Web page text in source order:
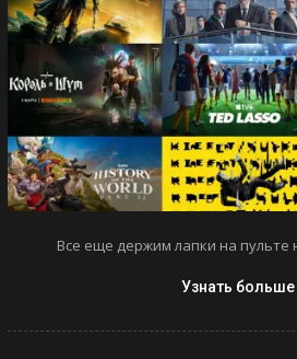
Все еще держим лапки на пульте
Узнать больше